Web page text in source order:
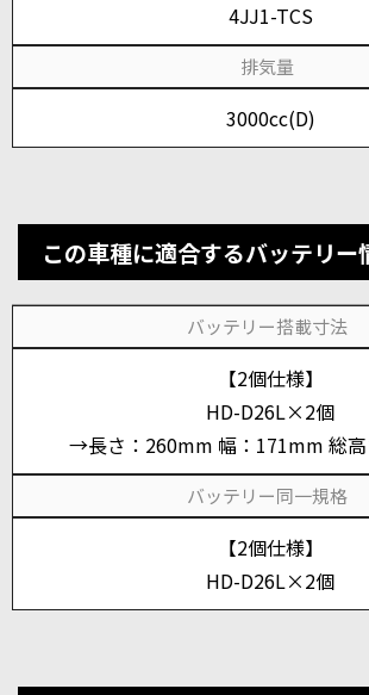
4JJ1-TCS
排気量
3000cc(D)
この車種に適合するバッテリー
バッテリー搭載寸法
【2個仕様】
HD-D26L×2個
→長さ：260mm 幅：171mm 総
バッテリー同一規格
【2個仕様】
HD-D26L×2個